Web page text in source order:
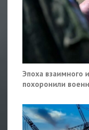
Эпоха взаимного
похоронили